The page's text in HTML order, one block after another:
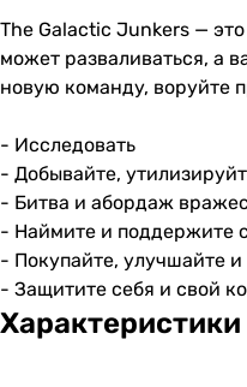
The Galactic Junkers —
может разваливаться, а
новую команду, воруйте
- Исследовать
- Добывайте,
- Битва и абордаж
- Наймите и поддержите
- Покупайте, улучшайте
- Защитите себя и свой
Характеристики